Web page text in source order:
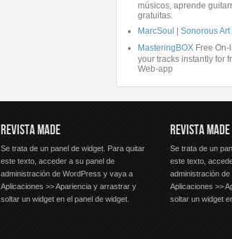
músicos, aprende
gratuitas.
MarcSoul | Sonorous
MasteringBOX Free
your tracks instantly for
Web-app
REVISTA MADE
Se trata de un panel de widget. Para quitar
este texto, acceder a su panel de
administración de WordPress y vaya a
Aplicaciones >> Apariencia y arrastrar y
soltar un widget en el panel de widget.
REVISTA MADE
Se trata de un
este texto,
administración
Aplicaciones >>
soltar un widget